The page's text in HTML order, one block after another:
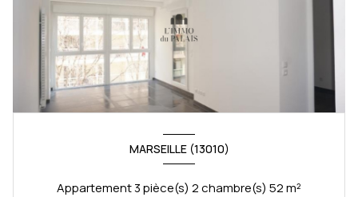
MARSEILLE (13010)
Appartement 3 pièce(s) 2 chambre(s) 52 m²